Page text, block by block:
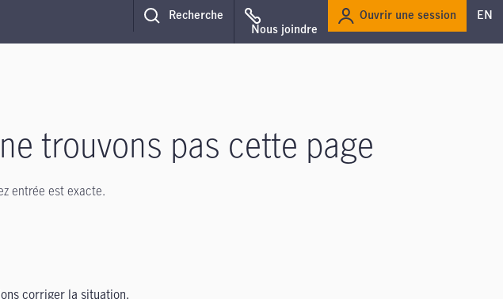
Recherche
Nous joindre
Ouvrir une session EN
trouvons pas cette page
entrée est exacte.
corriger la situation.